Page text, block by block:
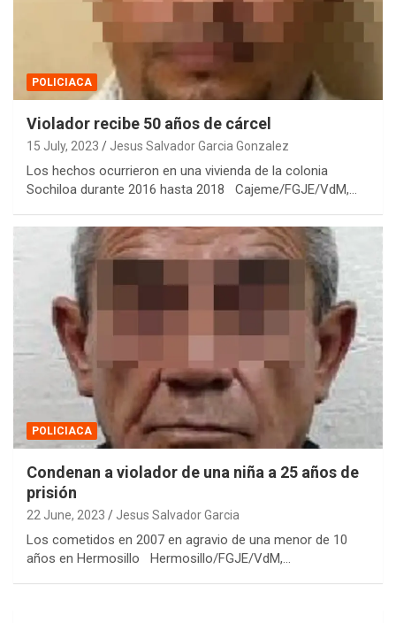
POLICIACA
Violador recibe 50 años de cárcel
15 July, 2023 Jesus Salvador Garcia Gonzalez
Los hechos ocurrieron en una vivienda de la colonia
Sochiloa durante 2016 hasta 2018 Cajeme/FGJE/VdM,…
POLICIACA
Condenan a violador de una niña a 25 años de
prisión
22 June, 2023 Jesus Salvador Garcia
Los cometidos en 2007 en agravio de una menor de 10
años en Hermosillo Hermosillo/FGJE/VdM,…